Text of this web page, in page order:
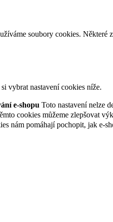
soubory cookies.
vybrat nastavení cookies níže.
e-shopu Toto nastavení nelze
cookies můžeme zlepšovat
nám pomáhají pochopit, jak e-